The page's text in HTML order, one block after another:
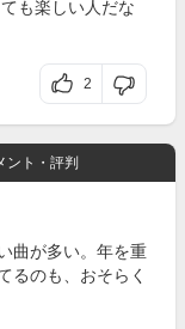
も楽しい人だな
2
ント・評判
曲が多い。年を重
るのも、おそらく